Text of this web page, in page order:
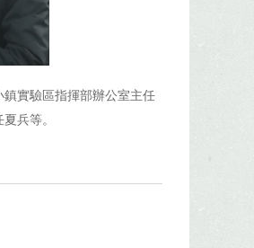
實驗區指揮部辦公室主任
兵等。